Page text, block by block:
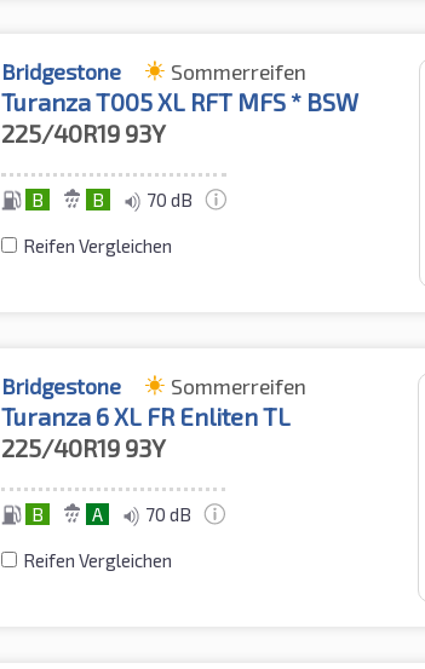
Bridgestone Sommerreifen
Turanza T005 XL RFT MFS * BSW
225/40R19 93Y
B B 70 dB
Reifen Vergleichen
Bridgestone Sommerreifen
Turanza 6 XL FR Enliten TL
225/40R19 93Y
B A 70 dB
Reifen Vergleichen